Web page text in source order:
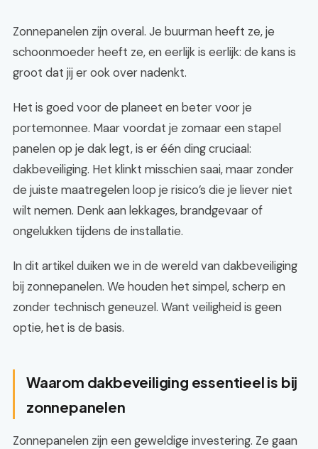
Zonnepanelen zijn overal. Je buurman heeft ze, je
schoonmoeder heeft ze, en eerlijk is eerlijk: de kans is
groot dat jij er ook over nadenkt.
Het is goed voor de planeet en beter voor je
portemonnee. Maar voordat je zomaar een stapel
panelen op je dak legt, is er één ding cruciaal:
dakbeveiliging. Het klinkt misschien saai, maar zonder
de juiste maatregelen loop je risico’s die je liever niet
wilt nemen. Denk aan lekkages, brandgevaar of
ongelukken tijdens de installatie.
In dit artikel duiken we in de wereld van dakbeveiliging
bij zonnepanelen. We houden het simpel, scherp en
zonder technisch geneuzel. Want veiligheid is geen
optie, het is de basis.
Waarom dakbeveiliging essentieel is bij
zonnepanelen
Zonnepanelen zijn een geweldige investering. Ze gaan